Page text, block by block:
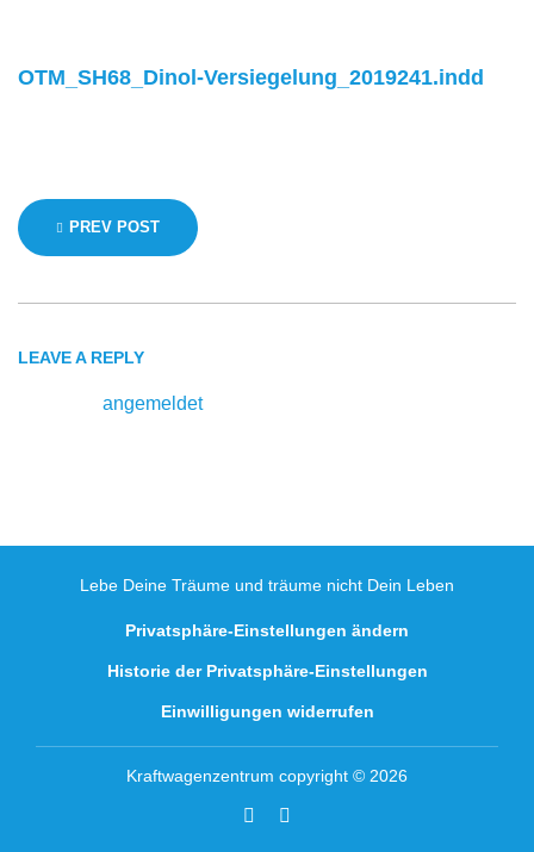
OTM_SH68_Dinol-Versiegelung_2019241.indd
Beitragsnavigation
PREV POST
LEAVE A REPLY
angemeldetsein, um einen Kommentar
Lebe Deine Träume und träume nicht Dein Leben
Privatsphäre-Einstellungen ändern
Historie der Privatsphäre-Einstellungen
Einwilligungen widerrufen
Kraftwagenzentrum copyright © 2026